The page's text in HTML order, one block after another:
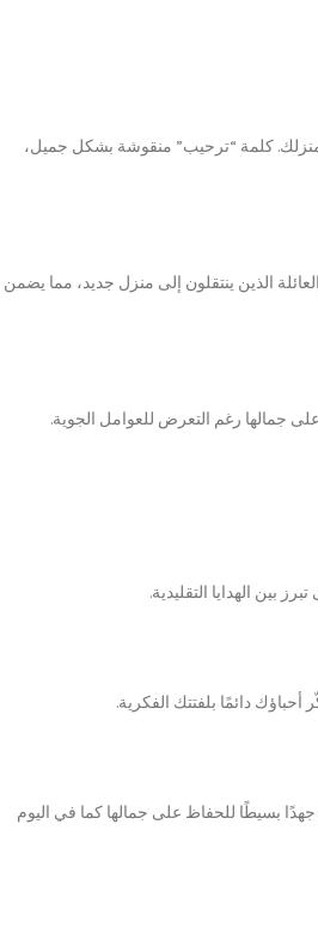
منزلك. كلمة “ترحيب” منقوشة بشكل جميل،
الذين ينتقلون إلى منزل جديد، مما يضمن
جمالها رغم التعرض للعوامل الجوية.
بين الهدايا التقليدية.
دائمًا بلفتتك الفكرية.
بسيطًا للحفاظ على جمالها كما في اليوم